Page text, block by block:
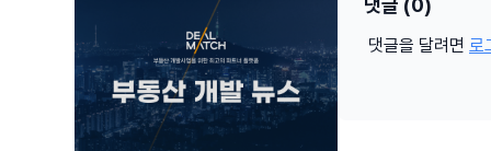
댓글 (0)
댓글을 달려면 로